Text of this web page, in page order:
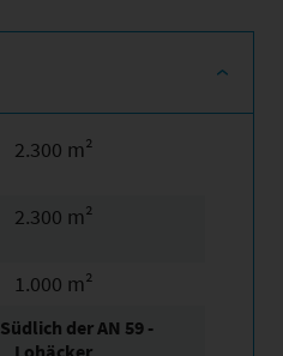
2.300 m²
2.300 m²
1.000 m²
Südlich der AN 59 -
Lohäcker